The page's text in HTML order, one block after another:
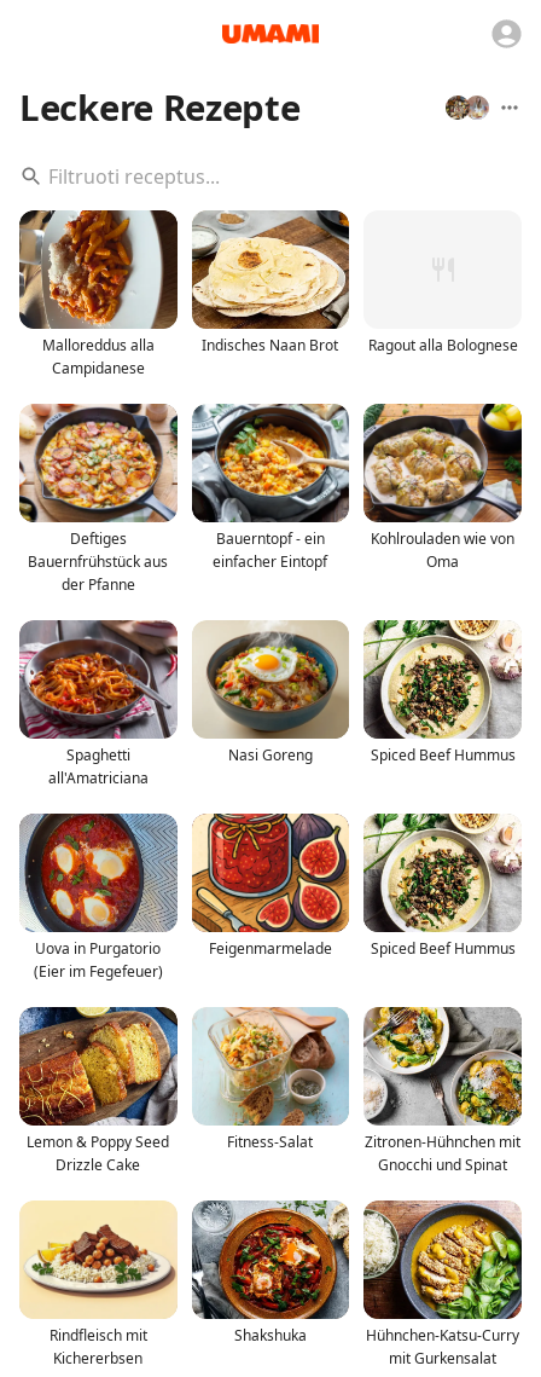
Leckere Rezepte
Malloreddus alla
Campidanese
Indisches Naan Brot Ragout alla Bolognese
Deftiges
Bauernfrühstück aus
der Pfanne
Bauerntopf - ein
einfacher Eintopf
Kohlrouladen wie von
Oma
Spaghetti
all'Amatriciana
Nasi Goreng Spiced Beef Hummus
Uova in Purgatorio
(Eier im Fegefeuer)
Feigenmarmelade Spiced Beef Hummus
Lemon & Poppy Seed
Drizzle Cake
Fitness-Salat
Zitronen-Hühnchen mit
Gnocchi und Spinat
Rindfleisch mit
Kichererbsen
Shakshuka
Hühnchen-Katsu-Curry
mit Gurkensalat